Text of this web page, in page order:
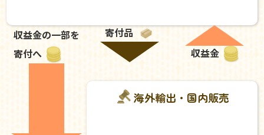
収益金の一部を
寄付へ
寄付品
収益金
海外輸出・国内販売